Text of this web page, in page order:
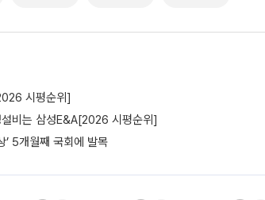
시평순위]
설비는 삼성E&A[2026 시평순위]
’ 5개월째 국회에 발목